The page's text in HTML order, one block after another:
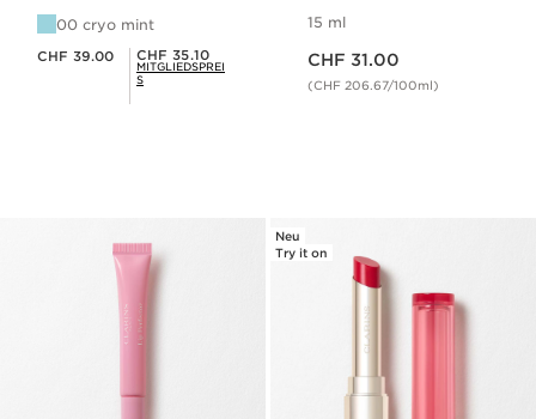
00 cryo mint
CHF 39.00 Mitgliederpreis CHF 35.10
CHF 35.10
MITGLIEDSPREI
S
Lippenbalsam
15 ml
CHF 31.00
(CHF 206.67/100ml)
Neu
Try it on